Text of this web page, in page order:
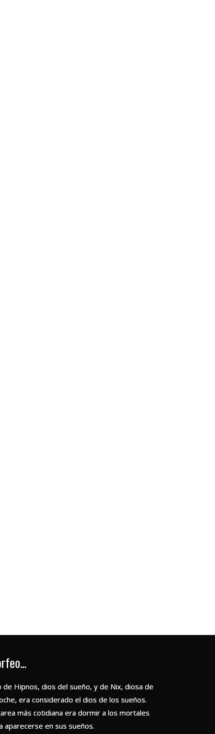
de Hipnos, dios del sueño, y de Nix, diosa de
era considerado el dios de los sueños.
más cotidiana era dormir a los mortales
aparecerse en sus sueños.